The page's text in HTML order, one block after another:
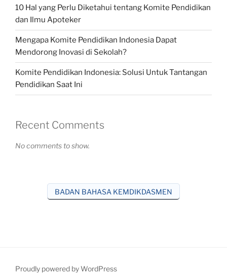
10 Hal yang Perlu Diketahui tentang Komite Pendidikan
dan Ilmu Apoteker
Mengapa Komite Pendidikan Indonesia Dapat
Mendorong Inovasi di Sekolah?
Komite Pendidikan Indonesia: Solusi Untuk Tantangan
Pendidikan Saat Ini
Recent Comments
No comments to show.
BADAN BAHASA KEMDIKDASMEN
Proudly powered by WordPress